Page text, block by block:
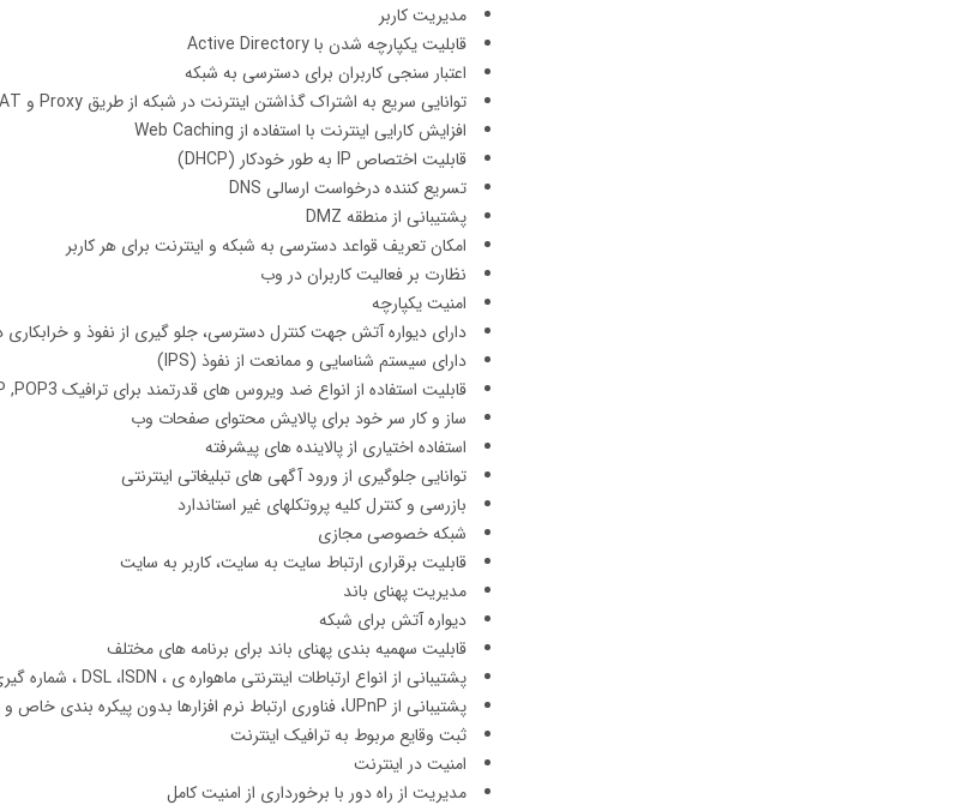
مدیریت کاربر
قابلیت یکپارچه شدن با Active Directory
اعتبار سنجی کاربران برای دسترسی به شبکه
توانایی سریع به اشتراک گذاشتن اینترنت در شبکه از طریق Proxy و NAT
افزایش کارایی اینترنت با استفاده از Web Caching
قابلیت اختصاص IP به طور خودکار (DHCP)
تسریع کننده درخواست ارسالی DNS
پشتیبانی از منطقه DMZ
امکان تعریف قواعد دسترسی به شبکه و اینترنت برای هر کاربر
نظارت بر فعالیت کاربران در وب
امنیت یکپارچه
دارای دیواره آتش جهت کنترل دسترسی، جلو گیری از نفوذ و خرابکاری
دارای سیستم شناسایی و ممانعت از نفوذ (IPS)
قابلیت استفاده از انواع ضد ویروس های قدرتمند برای ترافیک HTTP ,FTP ,SMTP ,POP3
ساز و کار سر خود برای پالایش محتوای صفحات وب
استفاده اختیاری از پالاینده های پیشرفته
توانایی جلوگیری از ورود آگهی های تبلیغاتی اینترنتی
بازرسی و کنترل کلیه پروتکلهای غیر استاندارد
شبکه خصوصی مجازی
قابلیت برقراری ارتباط سایت به سایت، کاربر به سایت
مدیریت پهنای باند
دیواره آتش برای شبکه
قابلیت سهمیه بندی پهنای باند برای برنامه های مختلف
پشتیبانی از انواع ارتباطات اینترنتی ماهواره ی ، DSL ،ISDN ، شماره گیری از طریق مودم و غیره
پشتیبانی از UPnP، فناوری ارتباط نرم افزارها بدون پیکره بندی خاص و پشتیبانی از VoIP پروتکل ارسال صوت از طریق اینترنت
ثبت وقایع مربوط به ترافیک اینترنت
امنیت در اینترنت
مدیریت از راه دور با برخورداری از امنیت کامل